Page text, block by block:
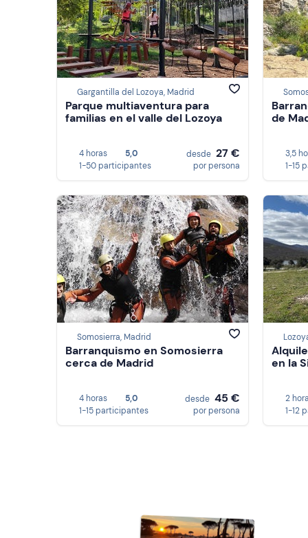
Gargantilla del Lozoya, Madrid
Parque multiaventura para
familias en el valle del Lozoya
4 horas
5,0
1-50 participantes
desde 27 €
por persona
de
3,5
1-15
Somosierra, Madrid
Barranquismo en Somosierra
cerca de Madrid
4 horas
5,0
1-15 participantes
desde 45 €
por persona
en
2
1-12